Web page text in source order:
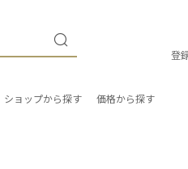
登
ショップから探す 価格から探す